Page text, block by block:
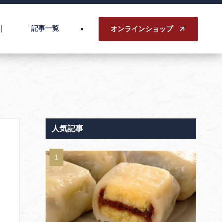
記事一覧 オンラインショップ
人気記事